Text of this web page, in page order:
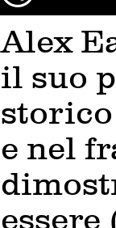
Alex
il suo
e nel
essere